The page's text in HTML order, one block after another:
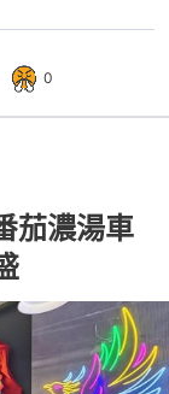
0
茄濃湯車